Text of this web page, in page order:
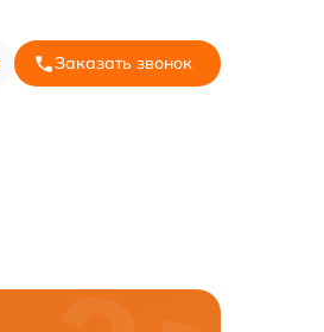
Заказать звонок